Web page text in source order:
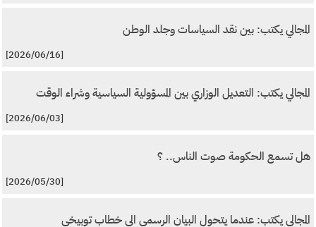
المجالي يكتب: بين نقد السياسات وجلد الوطن
[2026/06/16]
المجالي يكتب: التعديل الوزاري بين المسؤولية السياسية وشراء الوقت
[2026/06/03]
هل تسمع الحكومة صوت الناس.. ؟
[2026/05/30]
المجالي يكتب: عندما يتحول البيان الرسمي الى خطاب توبيخي